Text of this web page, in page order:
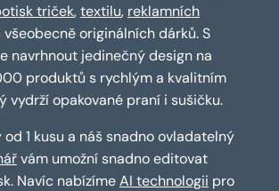
triček,textilu, reklamních
všeobecně originálních dárků. S
navrhnout jedinečný design na
produktů s rychlým a kvalitním
vydrží opakované praní i sušičku.
od 1 kusu a náš snadno ovladatelný
vám umožní snadno editovat
Navíc nabízímeAI technologii pro